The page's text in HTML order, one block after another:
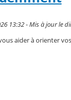
13:32 - Mis à jour le
aider à orienter